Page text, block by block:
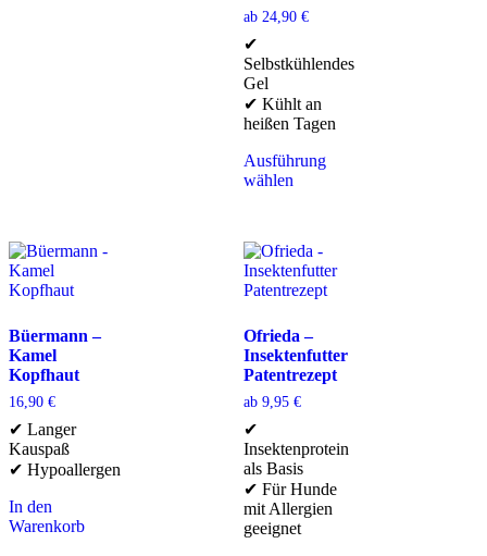
ab 24,90 €
✔
Selbstkühlendes
Gel
✔ Kühlt an
heißen Tagen
Ausführung
wählen
Büermann –
Kamel
Kopfhaut
16,90 €
✔ Langer
Kauspaß
✔ Hypoallergen
In den
Warenkorb
Ofrieda –
Insektenfutter
Patentrezept
ab 9,95 €
✔
Insektenprotein
als Basis
✔ Für Hunde
mit Allergien
geeignet